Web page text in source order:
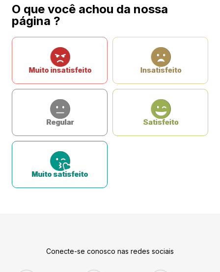
O que você achou da nossa
página ?
Muito insatisfeito Insatisfeito
Regular Satisfeito
Muito satisfeito
Conecte-se conosco nas redes sociais